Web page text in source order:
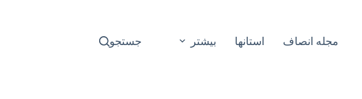
مجله انصاف استانها بیشتر جستجو